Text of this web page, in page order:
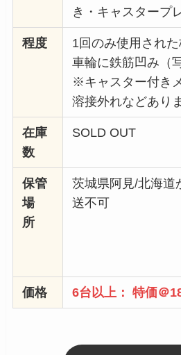
き・キャスタープ
程度
1回のみ使用され
車輪に鉄筋凹み（
※キャスター付き
溶接外れなどあり
在庫
数
SOLD OUT
保管
場
所
茨城県阿見/北海道
送不可
価格 6台以上： 特価＠